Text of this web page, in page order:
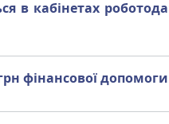
в кабінетах
фінансової